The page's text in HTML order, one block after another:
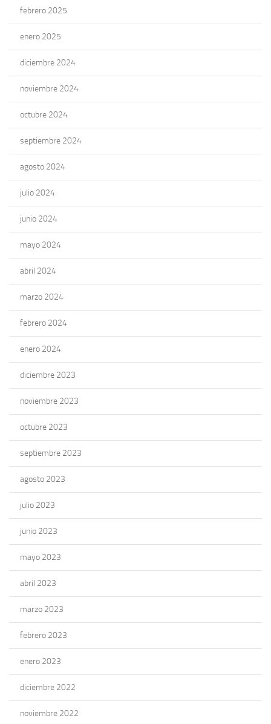
febrero 2025
enero 2025
diciembre 2024
noviembre 2024
octubre 2024
septiembre 2024
agosto 2024
julio 2024
junio 2024
mayo 2024
abril 2024
marzo 2024
febrero 2024
enero 2024
diciembre 2023
noviembre 2023
octubre 2023
septiembre 2023
agosto 2023
julio 2023
junio 2023
mayo 2023
abril 2023
marzo 2023
febrero 2023
enero 2023
diciembre 2022
noviembre 2022